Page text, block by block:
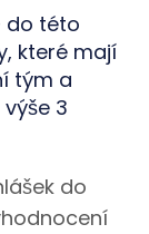
do této
které mají
tým a
3
do